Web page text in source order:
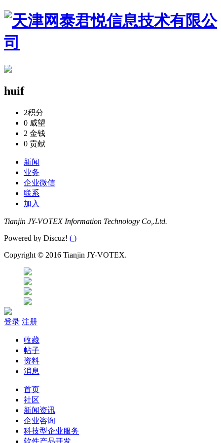
huif
2积分
0 威望
2 金钱
0 贡献
新闻
业务
企业微信
联系
加入
Tianjin JY-VOTEX Information Technology Co,.Ltd.
Powered by Discuz! ( )
Copyright © 2016 Tianjin JY-VOTEX.
登录 注册
收藏
帖子
资料
消息
首页
社区
新闻资讯
企业咨询
科技型企业服务
软件产品开发